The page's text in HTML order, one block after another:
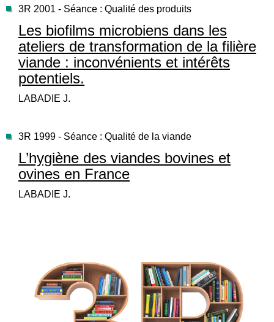
3R 2001 - Séance : Qualité des produits
Les biofilms microbiens dans les
ateliers de transformation de la filière
viande : inconvénients et intérêts
potentiels.
LABADIE J.
3R 1999 - Séance : Qualité de la viande
L’hygiène des viandes bovines et
ovines en France
LABADIE J.